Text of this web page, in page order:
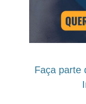
Faça parte